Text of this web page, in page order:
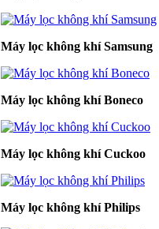
Máy lọc không khí Samsung
Máy lọc không khí Boneco
Máy lọc không khí Cuckoo
Máy lọc không khí Philips